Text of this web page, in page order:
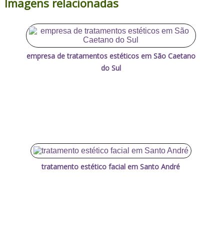
Imagens relacionadas
empresa de tratamentos estéticos em São Caetano
do Sul
tratamento estético facial em Santo André